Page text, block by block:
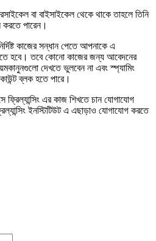
বা বাইসাইকেল থেকে থাকে তাহলে তিনি
পারেন।
কাজের সন্ধান পেতে আপনাকে এ
হবে। তবে কোনো কাজের জন্য আবেদনের
দেখতে ভুলবেন না এবং স্প্যামিং
ব্লক হতে পারে।
এর কাজ শিখতে চান যোগাযোগ
ইনস্টিটিউট এ এছাড়াও যোগাযোগ করতে